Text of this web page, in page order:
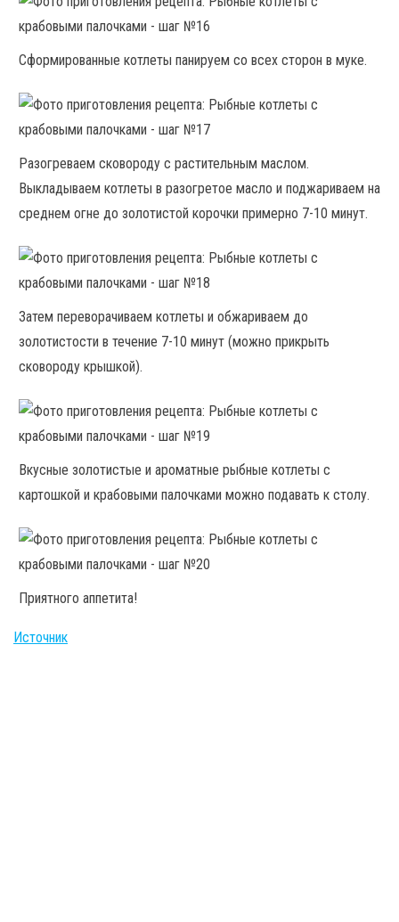
Сформированные котлеты панируем со всех сторон в муке.
Разогреваем сковороду с растительным маслом.
Выкладываем котлеты в разогретое масло и поджариваем на
среднем огне до золотистой корочки примерно 7-10 минут.
Затем переворачиваем котлеты и обжариваем до
золотистости в течение 7-10 минут (можно прикрыть
сковороду крышкой).
Вкусные золотистые и ароматные рыбные котлеты с
картошкой и крабовыми палочками можно подавать к столу.
Приятного аппетита!
Источник